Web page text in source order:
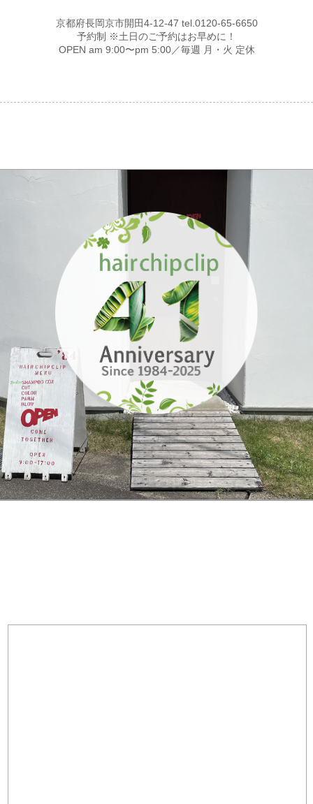
京都府長岡京市開田4-12-47 tel.0120-65-6650
予約制 ※土日のご予約はお早めに！
OPEN am 9:00〜pm 5:00／毎週 月・火 定休